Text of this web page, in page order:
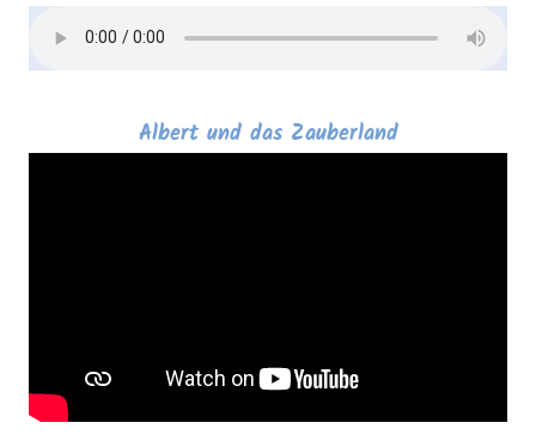
Albert und das Zauberland